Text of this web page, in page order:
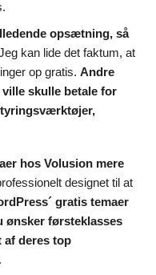
opsætning, så
kan lide det faktum, at
op gratis. Andre
skulle betale for
hos Volusion mere
designet til at
gratis temaer
ønsker førsteklasses
af deres top